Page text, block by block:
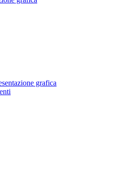
grafica